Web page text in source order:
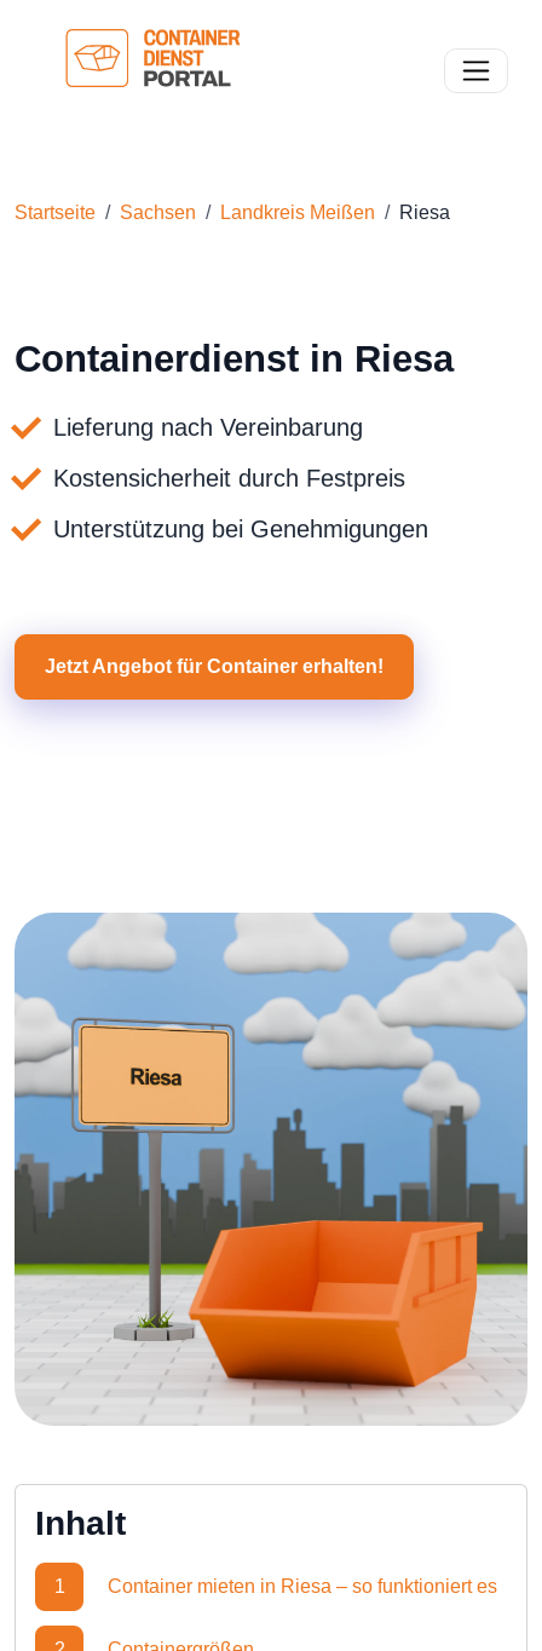
Toggle
Startseite Sachsen Landkreis Meißen Riesa
Containerdienst in Riesa
Lieferung nach Vereinbarung
Kostensicherheit durch Festpreis
Unterstützung bei Genehmigungen
Jetzt Angebot für Container erhalten!
Inhalt
1 Container mieten in Riesa – so funktioniert es